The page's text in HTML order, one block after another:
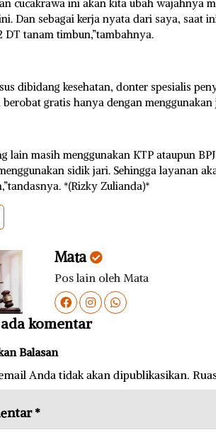
cucakrawa ini akan kita ubah wajahnya
Dan sebagai kerja nyata dari saya, saat
DT tanam timbun,”tambahnya.
dibidang kesehatan, donter spesialis
gratis hanya dengan menggunakan
lain masih menggunakan KTP ataupun
sidik jari. Sehingga layanan
*(Rizky Zulianda)*
Mata
Pos lain oleh Mata
komentar
Balasan
Anda tidak akan dipublikasikan.
*